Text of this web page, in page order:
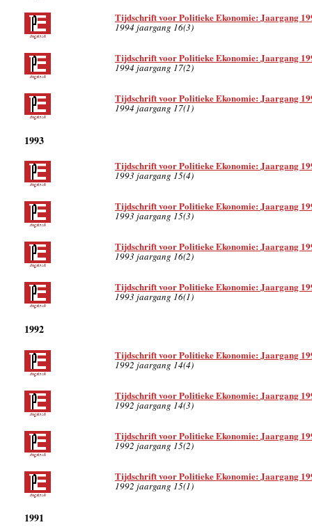
Tijdschrift voor Politieke Ekonomie: Jaargang
1994 jaargang 16(3)
Tijdschrift voor Politieke Ekonomie: Jaargang
1994 jaargang 17(2)
Tijdschrift voor Politieke Ekonomie: Jaargang
1994 jaargang 17(1)
1993
Tijdschrift voor Politieke Ekonomie: Jaargang
1993 jaargang 15(4)
Tijdschrift voor Politieke Ekonomie: Jaargang
1993 jaargang 15(3)
Tijdschrift voor Politieke Ekonomie: Jaargang
1993 jaargang 16(2)
Tijdschrift voor Politieke Ekonomie: Jaargang
1993 jaargang 16(1)
1992
Tijdschrift voor Politieke Ekonomie: Jaargang
1992 jaargang 14(4)
Tijdschrift voor Politieke Ekonomie: Jaargang
1992 jaargang 14(3)
Tijdschrift voor Politieke Ekonomie: Jaargang
1992 jaargang 15(2)
Tijdschrift voor Politieke Ekonomie: Jaargang
1992 jaargang 15(1)
1991